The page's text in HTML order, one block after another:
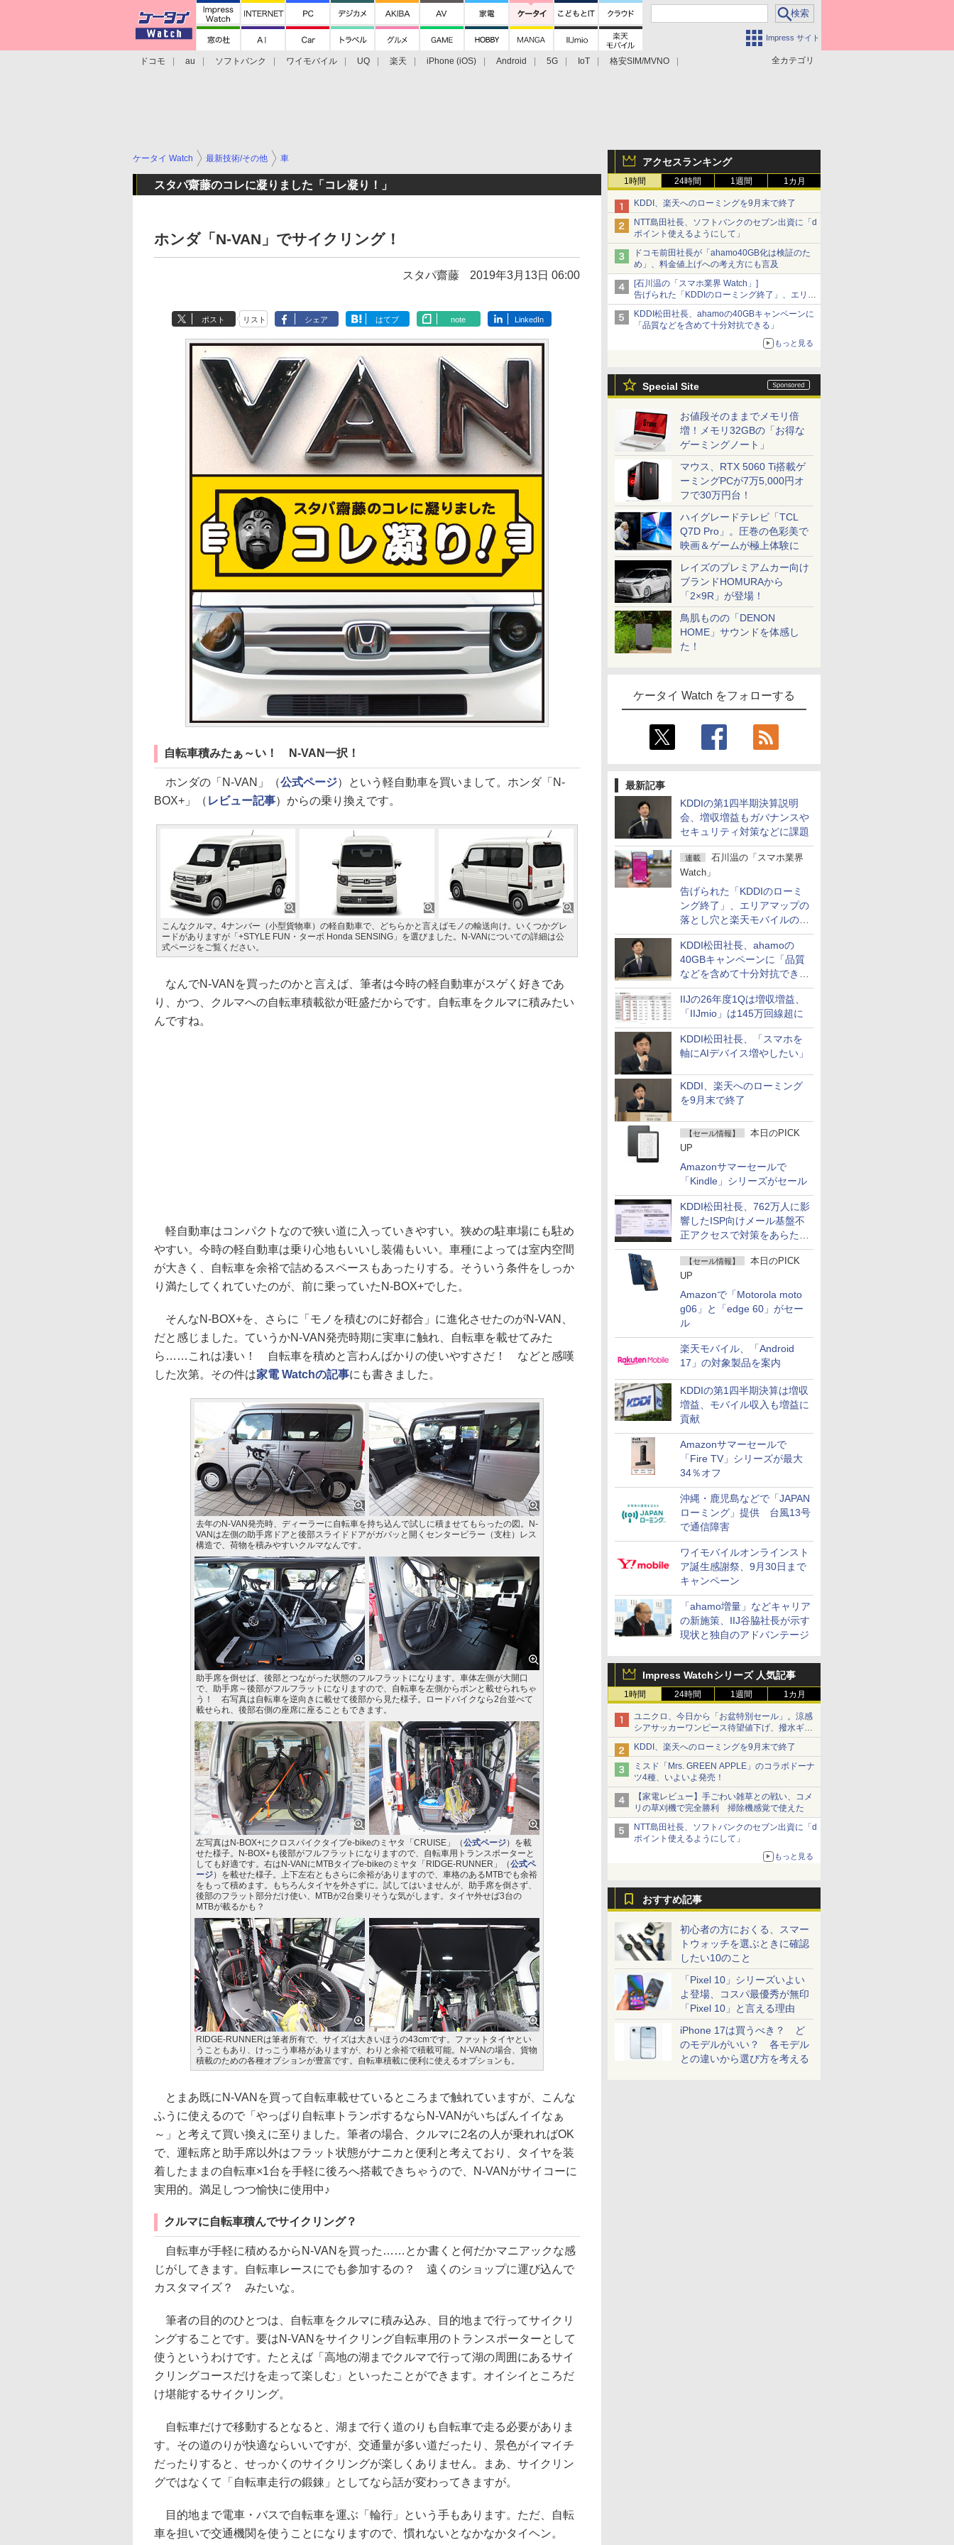
Impress サイト
全カテゴリ
ドコモ au ソフトバンク ワイモバイル UQ 楽天 iPhone (iOS) Android 5G IoT
格安SIM/MVNO
アクセスランキング
1時間 24時間 1週間 1カ月
KDDI、楽天へのローミングを9月末で終了
NTT島田社長、ソフトバンクのセブン出資に「d
ポイント使えるようにして」
ドコモ前田社長が「ahamo40GB化は検証のた
め」、料金値上げへの考え方にも言及
[石川温の「スマホ業界 Watch」]
告げられた「KDDIのローミング終了」、エリア
マップの落とし穴と楽天モバイルの課題
KDDI松田社長、ahamoの40GBキャンペーンに
「品質などを含めて十分対抗できる」
もっと見る
Special Site
お値段そのままでメモリ倍
増！メモリ32GBの「お得な
ゲーミングノート」
マウス、RTX 5060 Ti搭載ゲ
ーミングPCが7万5,000円オ
フで30万円台！
ハイグレードテレビ「TCL
Q7D Pro」。圧巻の色彩美で
映画＆ゲームが極上体験に
レイズのプレミアムカー向け
ブランドHOMURAから
「2×9R」が登場！
鳥肌ものの「DENON
HOME」サウンドを体感し
た！
ケータイ Watch をフォローする
最新記事
KDDIの第1四半期決算説明
会、増収増益もガバナンスや
セキュリティ対策などに課題
連載
石川温の「スマホ業界
Watch」
告げられた「KDDIのローミ
ング終了」、エリアマップの
落とし穴と楽天モバイルの課
題
KDDI松田社長、ahamoの
40GBキャンペーンに「品質
などを含めて十分対抗でき
る」
IIJの26年度1Qは増収増益、
「IIJmio」は145万回線超に
KDDI松田社長、「スマホを
軸にAIデバイス増やしたい」
KDDI、楽天へのローミング
を9月末で終了
【セール情報】
本日のPICK
UP
Amazonサマーセールで
「Kindle」シリーズがセール
KDDI松田社長、762万人に影
響したISP向けメール基盤不
正アクセスで対策をあらため
て説明
【セール情報】
本日のPICK
UP
Amazonで「Motorola moto
g06」と「edge 60」がセー
ル
楽天モバイル、「Android
17」の対象製品を案内
KDDIの第1四半期決算は増収
増益、モバイル収入も増益に
貢献
Amazonサマーセールで
「Fire TV」シリーズが最大
34％オフ
沖縄・鹿児島などで「JAPAN
ローミング」提供 台風13号
で通信障害
ワイモバイルオンラインスト
ア誕生感謝祭、9月30日まで
キャンペーン
「ahamo増量」などキャリア
の新施策、IIJ谷脇社長が示す
現状と独自のアドバンテージ
Impress Watchシリーズ 人気記事
1時間 24時間 1週間 1カ月
ユニクロ、今日から「お盆特別セール」。涼感
シアサッカーワンピース待望値下げ、撥水ギア
ショーツは1990円に
KDDI、楽天へのローミングを9月末で終了
ミスド「Mrs. GREEN APPLE」のコラボドーナ
ツ4種、いよいよ発売！
【家電レビュー】手ごわい雑草との戦い、コメ
リの草刈機で完全勝利 掃除機感覚で使えた
NTT島田社長、ソフトバンクのセブン出資に「d
ポイント使えるようにして」
もっと見る
おすすめ記事
初心者の方におくる、スマー
トウォッチを選ぶときに確認
したい10のこと
「Pixel 10」シリーズいよい
よ登場、コスパ最優秀が無印
「Pixel 10」と言える理由
iPhone 17は買うべき？ ど
のモデルがいい？ 各モデル
との違いから選び方を考える
ケータイ Watch 最新技術/その他 車
スタパ齋藤のコレに凝りました「コレ凝り！」
ホンダ「N-VAN」でサイクリング！
スタパ齋藤 2019年3月13日 06:00
ポスト リスト シェア はてブ note LinkedIn
自転車積みたぁ～い！ N-VAN一択！
ホンダの「N-VAN」（公式ページ）という軽自動車を買いまして。ホンダ「N-
BOX+」（ レビュー記事）からの乗り換えです。
こんなクルマ。4ナンバー（小型貨物車）の軽自動車で、どちらかと言えばモノの輸送向け。いくつかグレ
ードがありますが「+STYLE FUN・ターボ Honda SENSING」を選びました。N-VANについての詳細は公
式ページをご覧ください。
なんでN-VANを買ったのかと言えば、筆者は今時の軽自動車がスゲく好きであ
り、かつ、クルマへの自転車積載欲が旺盛だからです。自転車をクルマに積みたい
んですね。
軽自動車はコンパクトなので狭い道に入っていきやすい。狭めの駐車場にも駐め
やすい。今時の軽自動車は乗り心地もいいし装備もいい。車種によっては室内空間
が大きく、自転車を余裕で詰めるスペースもあったりする。そういう条件をしっか
り満たしてくれていたのが、前に乗っていたN-BOX+でした。
そんなN-BOX+を、さらに「モノを積むのに好都合」に進化させたのがN-VAN、
だと感じました。ていうかN-VAN発売時期に実車に触れ、自転車を載せてみた
ら……これは凄い！ 自転車を積めと言わんばかりの使いやすさだ！ などと感嘆
した次第。その件は家電 Watchの記事にも書きました。
去年のN-VAN発売時、ディーラーに自転車を持ち込んで試しに積ませてもらったの図。N-
VANは左側の助手席ドアと後部スライドドアがガバッと開くセンターピラー（支柱）レス
構造で、荷物を積みやすいクルマなんです。
助手席を倒せば、後部とつながった状態のフルフラットになります。車体左側が大開口
で、助手席～後部がフルフラットになりますので、自転車を左側からポンと載せられちゃ
う！ 右写真は自転車を逆向きに載せて後部から見た様子。ロードバイクなら2台並べて
載せられ、後部右側の座席に座ることもできます。
左写真はN-BOX+にクロスバイクタイプe-bikeのミヤタ「CRUISE」（公式ページ）を載
せた様子。N-BOX+も後部がフルフラットになりますので、自転車用トランスポーターと
しても好適です。右はN-VANにMTBタイプe-bikeのミヤタ「RIDGE-RUNNER」（公式ペ
ージ）を載せた様子。上下左右ともさらに余裕がありますので、車格のあるMTBでも余裕
をもって積めます。もちろんタイヤを外さずに。試してはいませんが、助手席を倒さず、
後部のフラット部分だけ使い、MTBが2台乗りそうな気がします。タイヤ外せば3台の
MTBが載るかも？
RIDGE-RUNNERは筆者所有で、サイズは大きいほうの43cmです。ファットタイヤとい
うこともあり、けっこう車格がありますが、わりと余裕で積載可能。N-VANの場合、貨物
積載のための各種オプションが豊富です。自転車積載に便利に使えるオプションも。
とまあ既にN-VANを買って自転車載せているところまで触れていますが、こんな
ふうに使えるので「やっぱり自転車トランポするならN-VANがいちばんイイなぁ
～」と考えて買い換えに至りました。筆者の場合、クルマに2名の人が乗れればOK
で、運転席と助手席以外はフラット状態がナニカと便利と考えており、タイヤを装
着したままの自転車×1台を手軽に後ろへ搭載できちゃうので、N-VANがサイコーに
実用的。満足しつつ愉快に使用中♪
クルマに自転車積んでサイクリング？
自転車が手軽に積めるからN-VANを買った……とか書くと何だかマニアックな感
じがしてきます。自転車レースにでも参加するの？ 遠くのショップに運び込んで
カスタマイズ？ みたいな。
筆者の目的のひとつは、自転車をクルマに積み込み、目的地まで行ってサイクリ
ングすることです。要はN-VANをサイクリング自転車用のトランスポーターとして
使うというわけです。たとえば「高地の湖までクルマで行って湖の周囲にあるサイ
クリングコースだけを走って楽しむ」といったことができます。オイシイところだ
け堪能するサイクリング。
自転車だけで移動するとなると、湖まで行く道のりも自転車で走る必要がありま
す。その道のりが快適ならいいですが、交通量が多い道だったり、景色がイマイチ
だったりすると、せっかくのサイクリングが楽しくありません。まあ、サイクリン
グではなくて「自転車走行の鍛錬」としてなら話が変わってきますが。
目的地まで電車・バスで自転車を運ぶ「輪行」という手もあります。ただ、自転
車を担いで交通機関を使うことになりますので、慣れないとなかなかタイヘン。